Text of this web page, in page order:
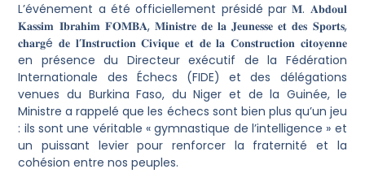
​L’événement a été officiellement présidé par 𝐌. 𝐀𝐛𝐝𝐨𝐮𝐥
𝐊𝐚𝐬𝐬𝐢𝐦 𝐈𝐛𝐫𝐚𝐡𝐢𝐦 𝐅𝐎𝐌𝐁𝐀, 𝐌𝐢𝐧𝐢𝐬𝐭𝐫𝐞 𝐝𝐞 𝐥𝐚 𝐉𝐞𝐮𝐧𝐞𝐬𝐬𝐞 𝐞𝐭 𝐝𝐞𝐬 𝐒𝐩𝐨𝐫𝐭𝐬,
𝐜𝐡𝐚𝐫𝐠é 𝐝𝐞 𝐥’𝐈𝐧𝐬𝐭𝐫𝐮𝐜𝐭𝐢𝐨𝐧 𝐂𝐢𝐯𝐢𝐪𝐮𝐞 𝐞𝐭 𝐝𝐞 𝐥𝐚 𝐂𝐨𝐧𝐬𝐭𝐫𝐮𝐜𝐭𝐢𝐨𝐧 𝐜𝐢𝐭𝐨𝐲𝐞𝐧𝐧𝐞
en présence du Directeur exécutif de la Fédération
Internationale des Échecs (FIDE) et des délégations
venues du Burkina Faso, du Niger et de la Guinée, le
Ministre a rappelé que les échecs sont bien plus qu’un jeu
: ils sont une véritable « gymnastique de l’intelligence » et
un puissant levier pour renforcer la fraternité et la
cohésion entre nos peuples.